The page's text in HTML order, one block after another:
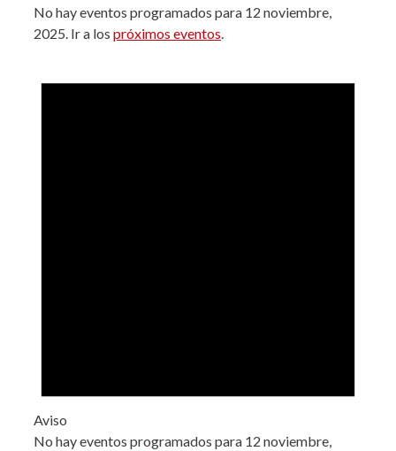
No hay eventos programados para 12 noviembre,
2025. Ir a los próximos eventos
Aviso
No hay eventos programados para 12 noviembre,